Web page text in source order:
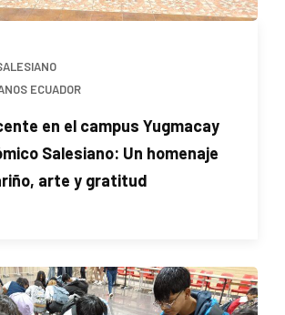
ECUADOR
en el campus Yugmacay
Salesiano: Un homenaje
arte y gratitud